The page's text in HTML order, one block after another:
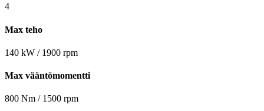
4
Max teho
140 kW / 1900 rpm
Max vääntömomentti
800 Nm / 1500 rpm